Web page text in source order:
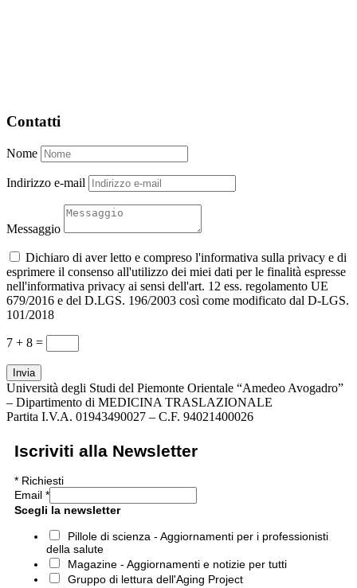
Contatti
Nome
Indirizzo e-mail
Messaggio
Dichiaro di aver letto e compreso l'informativa sulla privacy e di
esprimere il consenso all'utilizzo dei miei dati per le finalità espresse
nell'informativa privacy ai sensi dell'art. 12 ess. regolamento UE
679/2016 e del D.LGS. 196/2003 così come modificato dal D-LGS.
101/2018
7 + 8 =
Invia
Università degli Studi del Piemonte Orientale “Amedeo Avogadro”
– Dipartimento di MEDICINA TRASLAZIONALE
Partita I.V.A. 01943490027 – C.F. 94021400026
Iscriviti alla Newsletter
* Richiesti
Email *
Scegli la newsletter
Pillole di scienza - Aggiornamenti per i professionisti
della salute
Magazine - Aggiornamenti e notizie per tutti
Gruppo di lettura dell'Aging Project